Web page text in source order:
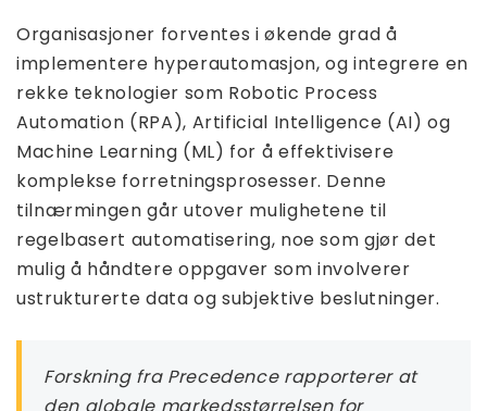
Organisasjoner forventes i økende grad å
implementere hyperautomasjon, og integrere en
rekke teknologier som Robotic Process
Automation (RPA), Artificial Intelligence (AI) og
Machine Learning (ML) for å effektivisere
komplekse forretningsprosesser. Denne
tilnærmingen går utover mulighetene til
regelbasert automatisering, noe som gjør det
mulig å håndtere oppgaver som involverer
ustrukturerte data og subjektive beslutninger.
Forskning fra Precedence rapporterer at